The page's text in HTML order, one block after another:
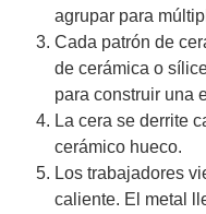
agrupar para
Cada patrón de
de cerámica o
para construir una
La cera se derrite
cerámico hueco.
Los trabajadores
caliente. El metal